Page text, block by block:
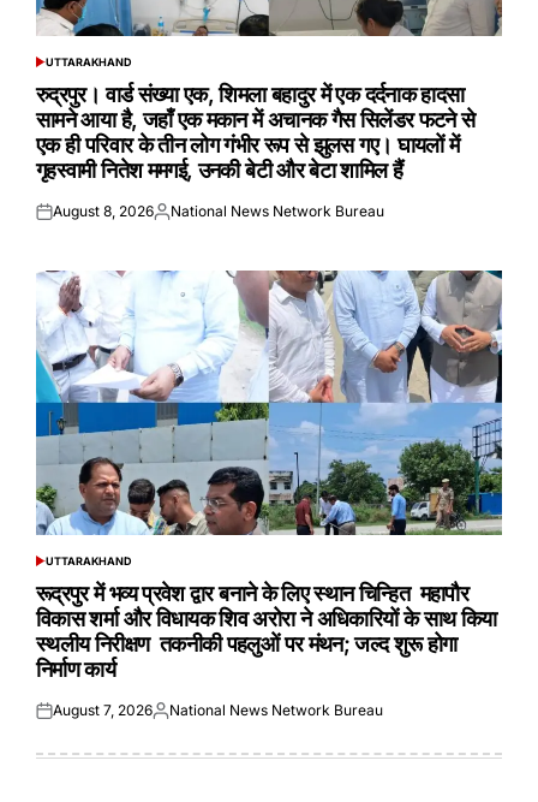
POSTED
UTTARAKHAND
रुद्रपुर। वार्ड संख्या एक, शिमला बहादुर में एक दर्दनाक हादसा
सामने आया है, जहाँ एक मकान में अचानक गैस सिलेंडर फटने से
एक ही परिवार के तीन लोग गंभीर रूप से झुलस गए। घायलों में
गृहस्वामी नितेश ममगई, उनकी बेटी और बेटा शामिल हैं
Posted
August 8, 2026Posted
National News Network Bureau
POSTED
UTTARAKHAND
रूद्रपुर में भव्य प्रवेश द्वार बनाने के लिए स्थान चिन्हित महापौर
विकास शर्मा और विधायक शिव अरोरा ने अधिकारियों के साथ किया
स्थलीय निरीक्षण तकनीकी पहलुओं पर मंथन; जल्द शुरू होगा
निर्माण कार्य
Posted
August 7, 2026Posted
National News Network Bureau